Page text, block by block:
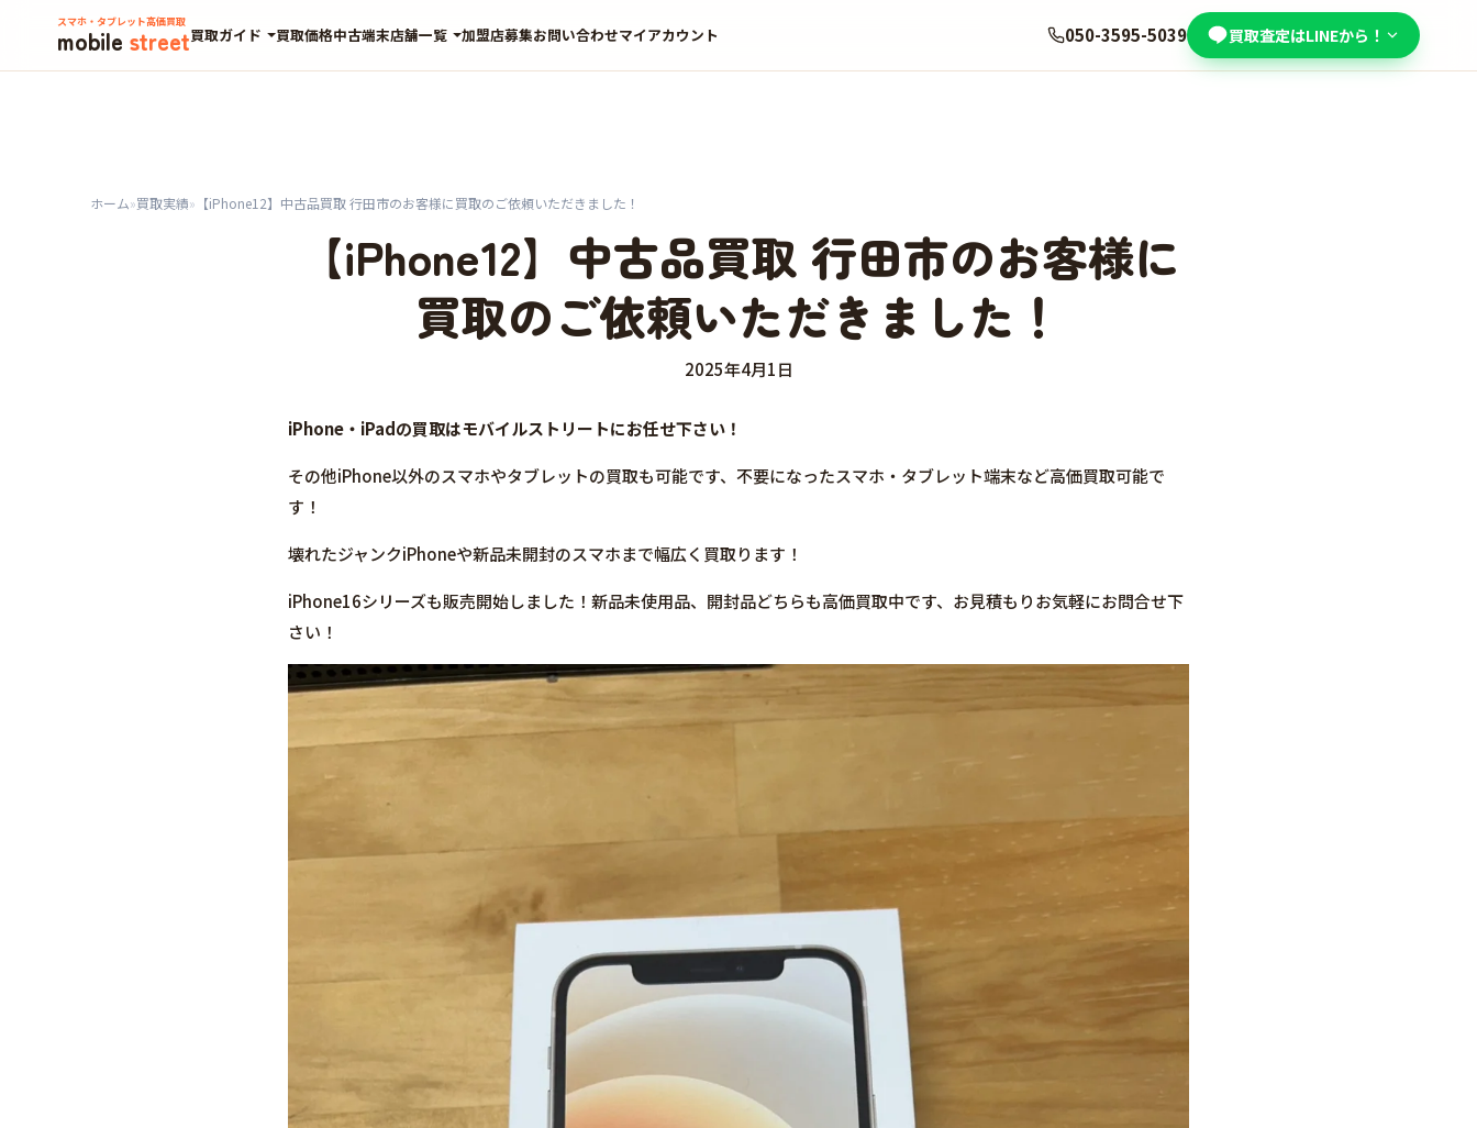
スマホ・タブレット高価買取
mobile street買取ガイド 買取価格中古端末店舗一覧 加盟店募集お問い合わせマイアカウント 050-3595-5039 買取査定はLINEから！
ホーム»買取実績» 【iPhone12】中古品買取 行田市のお客様に買取のご依頼いただきました！
【iPhone12】中古品買取 行田市のお客様に
買取のご依頼いただきました！
2025年4月1日
iPhone・iPadの買取はモバイルストリートにお任せ下さい！
その他iPhone以外のスマホやタブレットの買取も可能です、不要になったスマホ・タブレット端末など高価買取可能で
す！
壊れたジャンクiPhoneや新品未開封のスマホまで幅広く買取ります！
iPhone16シリーズも販売開始しました！新品未使用品、開封品どちらも高価買取中です、お見積もりお気軽にお問合せ下
さい！